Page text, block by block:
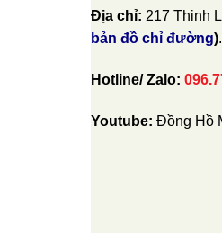
Địa chỉ: 217 Thịnh
bản đồ chỉ đường)
Hotline/ Zalo:
Youtube: Đồng Hồ